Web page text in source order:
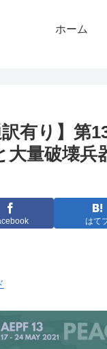
ホーム
訳有り】
大量破壊
はて